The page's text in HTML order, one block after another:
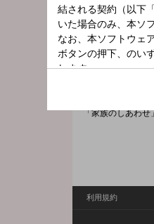
放送時間
2026
番組名
保険
「家族のしあわせ
利用規約